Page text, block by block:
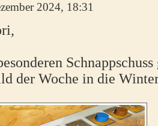
2024, 18:31
Schnappschuss
der Woche in die